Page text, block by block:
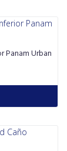
Urban